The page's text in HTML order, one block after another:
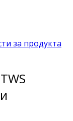
за продукта